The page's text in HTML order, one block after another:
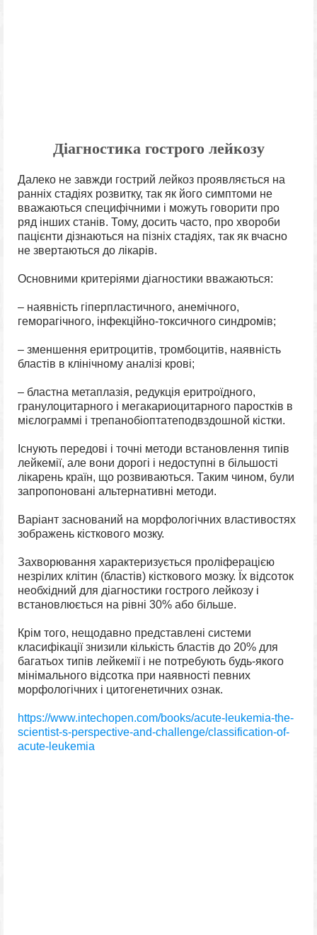
Діагностика гострого лейкозу
Далеко не завжди гострий лейкоз проявляється на
ранніх стадіях розвитку, так як його симптоми не
вважаються специфічними і можуть говорити про
ряд інших станів. Тому, досить часто, про хвороби
пацієнти дізнаються на пізніх стадіях, так як вчасно
не звертаються до лікарів.
Основними критеріями діагностики вважаються:
– наявність гіперпластичного, анемічного,
геморагічного, інфекційно-токсичного синдромів;
– зменшення еритроцитів, тромбоцитів, наявність
бластів в клінічному аналізі крові;
– бластна метаплазія, редукція еритроїдного,
гранулоцитарного і мегакариоцитарного паростків в
мієлограммі і трепанобіоптатеподвздошной кістки.
Існують передові і точні методи встановлення типів
лейкемії, але вони дорогі і недоступні в більшості
лікарень країн, що розвиваються. Таким чином, були
запропоновані альтернативні методи.
Варіант заснований на морфологічних властивостях
зображень кісткового мозку.
Захворювання характеризується проліферацією
незрілих клітин (бластів) кісткового мозку. Їх відсоток
необхідний для діагностики гострого лейкозу і
встановлюється на рівні 30% або більше.
Крім того, нещодавно представлені системи
класифікації знизили кількість бластів до 20% для
багатьох типів лейкемії і не потребують будь-якого
мінімального відсотка при наявності певних
морфологічних і цитогенетичних ознак.
https://www.intechopen.com/books/acute-leukemia-the-
scientist-s-perspective-and-challenge/classification-of-
acute-leukemia